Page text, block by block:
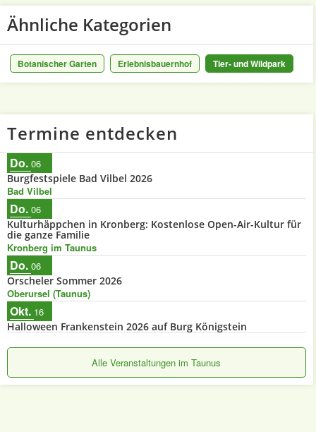
Ähnliche Kategorien
Botanischer Garten Erlebnisbauernhof Tier- und Wildpark
Termine entdecken
Do. 06
Burgfestspiele Bad Vilbel 2026
Bad Vilbel
Do. 06
Kulturhäppchen in Kronberg: Kostenlose Open-Air-Kultur für
die ganze Familie
Kronberg im Taunus
Do. 06
Orscheler Sommer 2026
Oberursel (Taunus)
Okt. 16
Halloween Frankenstein 2026 auf Burg Königstein
Alle Veranstaltungen im Taunus